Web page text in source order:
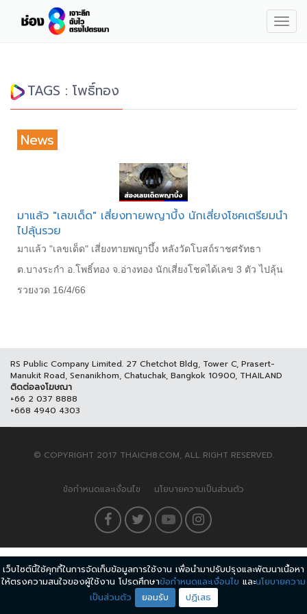
TAGS : โพธิ์ทอง
News
มาแล้ว "เลขเด็ด" เสี่ยงทายพญาบึ้ง นักเสี่ยงโชคเตรียมนำ
ไปลุ้นรวย
มาแล้ว "เลขเด็ด" เสี่ยงทายพญาบึ้ง หลังวัดโบสถ์ราชศรัทธา
ต.บางระกำ อ.โพธิ์ทอง จ.อ่างทอง นักเสี่ยงโชคได้เลข 3 ตัว ไปลุ้น
รวยงวด 16/4/66
RS Public Company Limited. 27 Chetchot Bldg, Tower C, Prasert-
Manukit Road, Senanikhom, Chatuchak, Bangkok 10900, THAILAND
ติดต่อลงโฆษณา
+66 2 037 8888
+668 4940 4303
© COPYRIGHT 2017 THAICH8.COM, ALL RIGHT RESERVED.
ข้อกำหนดและเงื่อนไข นโยบายความเป็นส่วนตัว
เว็บไซต์นี้ใช้คุกกี้ในการจัดเก็บข้อมูลการใช้งาน เพื่อนำมาปรับปรุงและพัฒนาเนื้อหา
ให้ตรงความสนใจของผู้ใช้งาน โปรดศึกษาข้อกำหนดและเงื่อนไข และนโยบายความ
เป็นส่วนตัว
ยอมรับ ปฏิเสธ